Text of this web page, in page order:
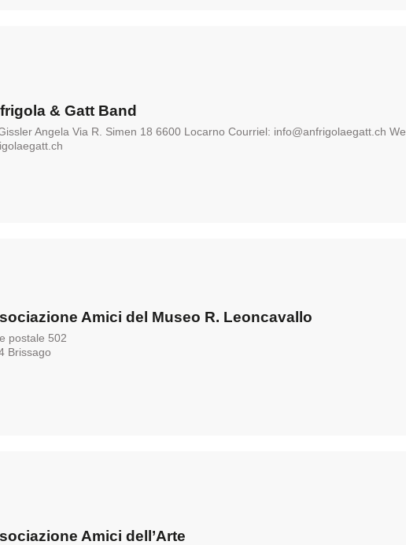
& Gatt Band
Angela Via R. Simen 18 6600 Locarno Courriel: info@anfrigolaegatt.ch
Amici del Museo R. Leoncavallo
postale 502
Brissago
Amici dell’Arte